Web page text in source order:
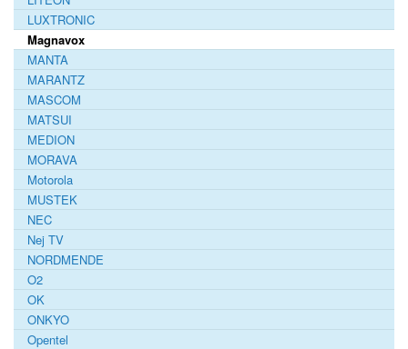
LUXTRONIC
Magnavox
MANTA
MARANTZ
MASCOM
MATSUI
MEDION
MORAVA
Motorola
MUSTEK
NEC
Nej TV
NORDMENDE
O2
OK
ONKYO
Opentel